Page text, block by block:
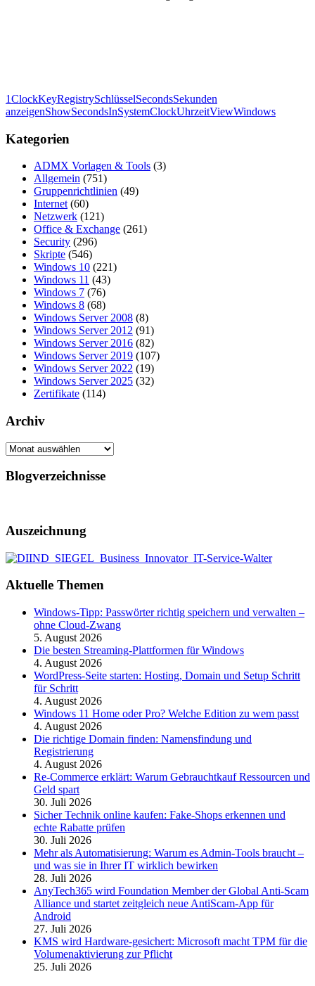
1ClockKeyRegistrySchlüsselSecondsSekunden
anzeigenShowSecondsInSystemClockUhrzeitViewWindows
Kategorien
ADMX Vorlagen & Tools (3)
Allgemein (751)
Gruppenrichtlinien (49)
Internet (60)
Netzwerk (121)
Office & Exchange (261)
Security (296)
Skripte (546)
Windows 10 (221)
Windows 11 (43)
Windows 7 (76)
Windows 8 (68)
Windows Server 2008 (8)
Windows Server 2012 (91)
Windows Server 2016 (82)
Windows Server 2019 (107)
Windows Server 2022 (19)
Windows Server 2025 (32)
Zertifikate (114)
Archiv
Archiv
Blogverzeichnisse
Auszeichnung
Aktuelle Themen
Windows-Tipp: Passwörter richtig speichern und verwalten –
ohne Cloud-Zwang
5. August 2026
Die besten Streaming-Plattformen für Windows
4. August 2026
WordPress-Seite starten: Hosting, Domain und Setup Schritt
für Schritt
4. August 2026
Windows 11 Home oder Pro? Welche Edition zu wem passt
4. August 2026
Die richtige Domain finden: Namensfindung und
Registrierung
4. August 2026
Re-Commerce erklärt: Warum Gebrauchtkauf Ressourcen und
Geld spart
30. Juli 2026
Sicher Technik online kaufen: Fake-Shops erkennen und
echte Rabatte prüfen
30. Juli 2026
Mehr als Automatisierung: Warum es Admin-Tools braucht –
und was sie in Ihrer IT wirklich bewirken
28. Juli 2026
AnyTech365 wird Foundation Member der Global Anti-Scam
Alliance und startet zeitgleich neue AntiScam-App für
Android
27. Juli 2026
KMS wird Hardware-gesichert: Microsoft macht TPM für die
Volumenaktivierung zur Pflicht
25. Juli 2026